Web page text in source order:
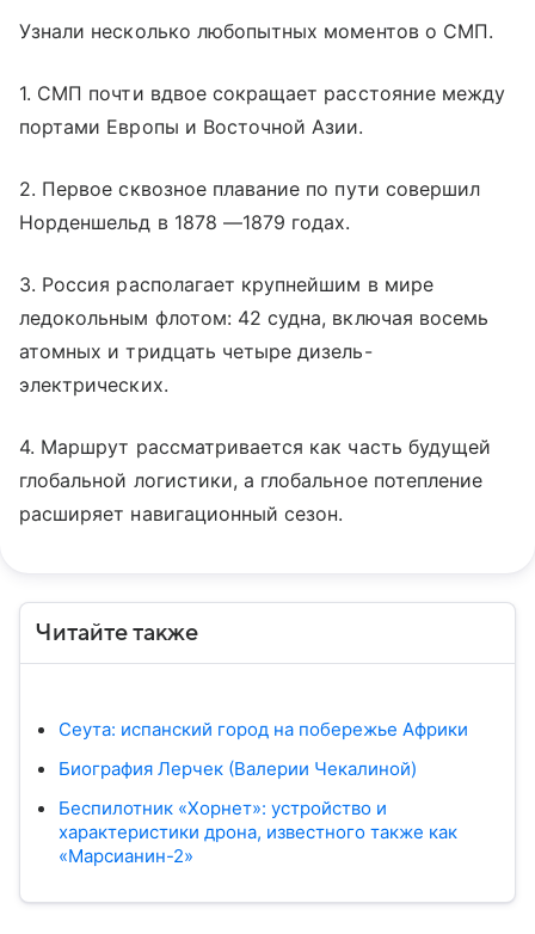
Узнали несколько любопытных моментов о СМП.
1. СМП почти вдвое сокращает расстояние между
портами Европы и Восточной Азии.
2. Первое сквозное плавание по пути совершил
Норденшельд в 1878 —1879 годах.
3. Россия располагает крупнейшим в мире
ледокольным флотом: 42 судна, включая восемь
атомных и тридцать четыре дизель-
электрических.
4. Маршрут рассматривается как часть будущей
глобальной логистики, а глобальное потепление
расширяет навигационный сезон.
Читайте также
Сеута: испанский город на побережье Африки
Биография Лерчек (Валерии Чекалиной)
Беспилотник «Хорнет»: устройство и
характеристики дрона, известного также как
«Марсианин-2»